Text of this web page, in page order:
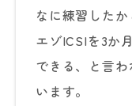
なに練習した
エゾICSIを3か
できる、と言
います。